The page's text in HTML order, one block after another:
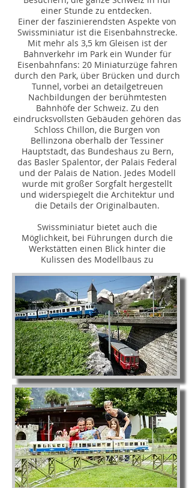
einer Stunde zu entdecken.
Einer der faszinierendsten Aspekte von
Swissminiatur ist die Eisenbahnstrecke.
Mit mehr als 3,5 km Gleisen ist der
Bahnverkehr im Park ein Wunder für
Eisenbahnfans: 20 Miniaturzüge fahren
durch den Park, über Brücken und durch
Tunnel, vorbei an detailgetreuen
Nachbildungen der berühmtesten
Bahnhöfe der Schweiz. Zu den
eindrucksvollsten Gebäuden gehören das
Schloss Chillon, die Burgen von
Bellinzona oberhalb der Tessiner
Hauptstadt, das Bundeshaus zu Bern,
das Basler Spalentor, der Palais Federal
und der Palais de Nation. Jedes Modell
wurde mit großer Sorgfalt hergestellt
und widerspiegelt die Architektur und
die Details der Originalbauten.
Swissminiatur bietet auch die
Möglichkeit, bei Führungen durch die
Werkstätten einen Blick hinter die
Kulissen des Modellbaus zu